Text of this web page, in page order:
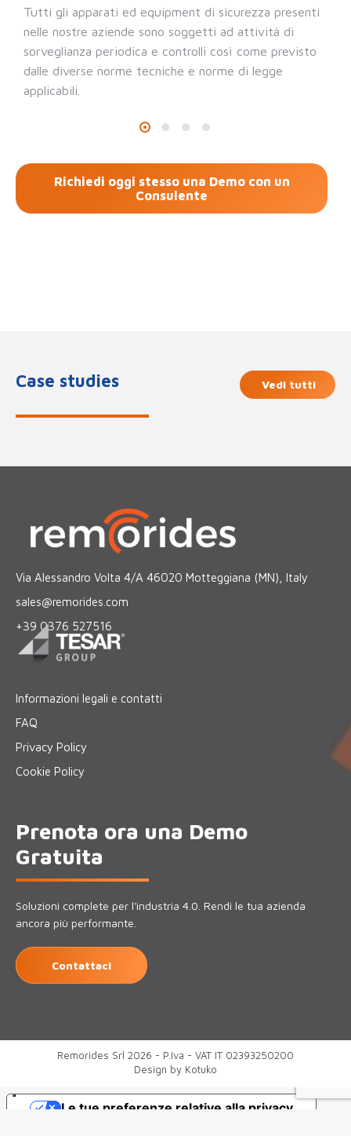
Tutti gli apparati ed equipment di sicurezza presenti
nelle nostre aziende sono soggetti ad attività di
sorveglianza periodica e controlli così come previsto
dalle diverse norme tecniche e norme di legge
applicabili.
Richiedi oggi stesso una Demo con un
Consulente
Vedi tutti
Case studies
Via Alessandro Volta 4/A 46020 Motteggiana (MN), Italy
sales@remorides.com
+39 0376 527516
Informazioni legali e contatti
FAQ
Privacy Policy
Cookie Policy
Prenota ora una Demo
Gratuita
Soluzioni complete per l'industria 4.0. Rendi le tua azienda
ancora più performante.
Contattaci
Remorides Srl 2026 - P.Iva - VAT IT 02393250200
Design by Kotuko
Le tue preferenze relative alla privacy